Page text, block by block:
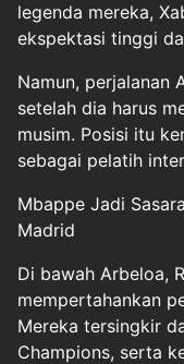
legenda mereka,
ekspektasi tinggi
Namun, perjalanan
setelah dia harus
musim. Posisi itu
sebagai pelatih
Mbappe Jadi
Madrid
Di bawah Arbeloa,
mempertahankan
Mereka tersingkir
Champions, serta